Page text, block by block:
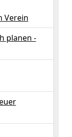
Verein
planen -